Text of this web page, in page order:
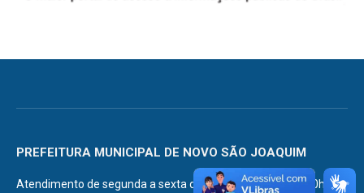
PREFEITURA MUNICIPAL DE NOVO SÃO JOAQUIM
Atendimento de segunda a sexta de 07:00 às 11:00 e 13:00h às